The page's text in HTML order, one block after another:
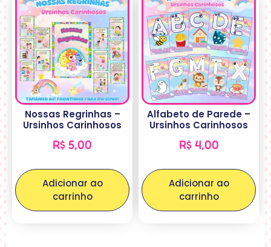
Nossas Regrinhas –
Ursinhos Carinhosos
R$ 5,00
Adicionar ao
carrinho
Alfabeto de Parede –
Ursinhos Carinhosos
R$4,00
Adicionar ao
carrinho